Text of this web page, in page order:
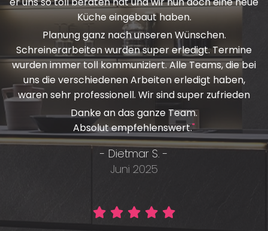
Küche eingebaut haben.
Planung ganz nach unseren Wünschen.
Schreinerarbeiten wurden super erledigt. Termine
wurden immer toll kommuniziert. Alle Teams, die bei
uns die verschiedenen Arbeiten erledigt haben,
waren sehr professionell. Wir sind super zufrieden
Danke an das ganze Team.
Absolut empfehlenswert."
- Dietmar S. -
Juni 2025
    